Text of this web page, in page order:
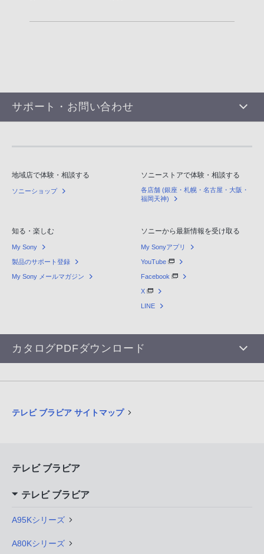
サポート・お問い合わせ
地域店で体験・相談する
ソニーショップ
ソニーストアで体験・相談する
各店舗 (銀座・札幌・名古屋・大阪・
福岡天神)
知る・楽しむ
My Sony
製品のサポート登録
My Sony メールマガジン
ソニーから最新情報を受け取る
My Sonyアプリ
YouTube
Facebook
X
LINE
カタログPDFダウンロード
テレビ ブラビア サイトマップ
テレビ ブラビア
テレビ ブラビア
A95Kシリーズ
A80Kシリーズ